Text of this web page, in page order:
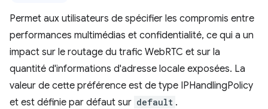
Permet aux utilisateurs de spécifier les compromis entre
performances multimédias et confidentialité, ce qui a un
impact sur le routage du trafic WebRTC et sur la
quantité d'informations d'adresse locale exposées. La
valeur de cette préférence est de type IPHandlingPolicy
et est définie par défaut sur default .